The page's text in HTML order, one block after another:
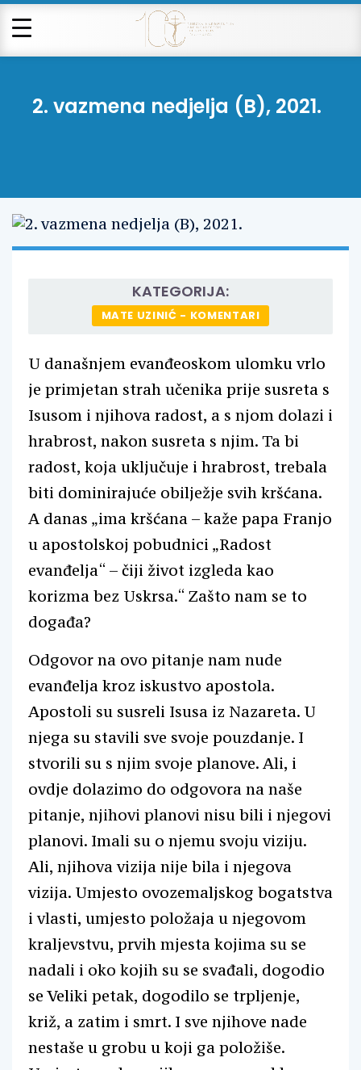
2. vazmena nedjelja (B), 2021.
KATEGORIJA:
MATE UZINIĆ - KOMENTARI
U današnjem evanđeoskom ulomku vrlo
je primjetan strah učenika prije susreta s
Isusom i njihova radost, a s njom dolazi i
hrabrost, nakon susreta s njim. Ta bi
radost, koja uključuje i hrabrost, trebala
biti dominirajuće obilježje svih kršćana.
A danas „ima kršćana – kaže papa Franjo
u apostolskoj pobudnici „Radost
evanđelja“ – čiji život izgleda kao
korizma bez Uskrsa.“ Zašto nam se to
događa?
Odgovor na ovo pitanje nam nude
evanđelja kroz iskustvo apostola.
Apostoli su susreli Isusa iz Nazareta. U
njega su stavili sve svoje pouzdanje. I
stvorili su s njim svoje planove. Ali, i
ovdje dolazimo do odgovora na naše
pitanje, njihovi planovi nisu bili i njegovi
planovi. Imali su o njemu svoju viziju.
Ali, njihova vizija nije bila i njegova
vizija. Umjesto ovozemaljskog bogatstva
i vlasti, umjesto položaja u njegovom
kraljevstvu, prvih mjesta kojima su se
nadali i oko kojih su se svađali, dogodio
se Veliki petak, dogodilo se trpljenje,
križ, a zatim i smrt. I sve njihove nade
nestaše u grobu u koji ga položiše.